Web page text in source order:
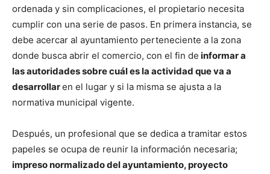
ordenada y sin complicaciones, el propietario necesita
cumplir con una serie de pasos. En primera instancia, se
debe acercar al ayuntamiento perteneciente a la zona
donde busca abrir el comercio, con el fin de informar a
las autoridades sobre cuál es la actividad que va a
desarrollaren el lugar y si la misma se ajusta a la
normativa municipal vigente.
Después, un profesional que se dedica a tramitar estos
papeles se ocupa de reunir la información necesaria;
impreso normalizado del ayuntamiento, proyecto